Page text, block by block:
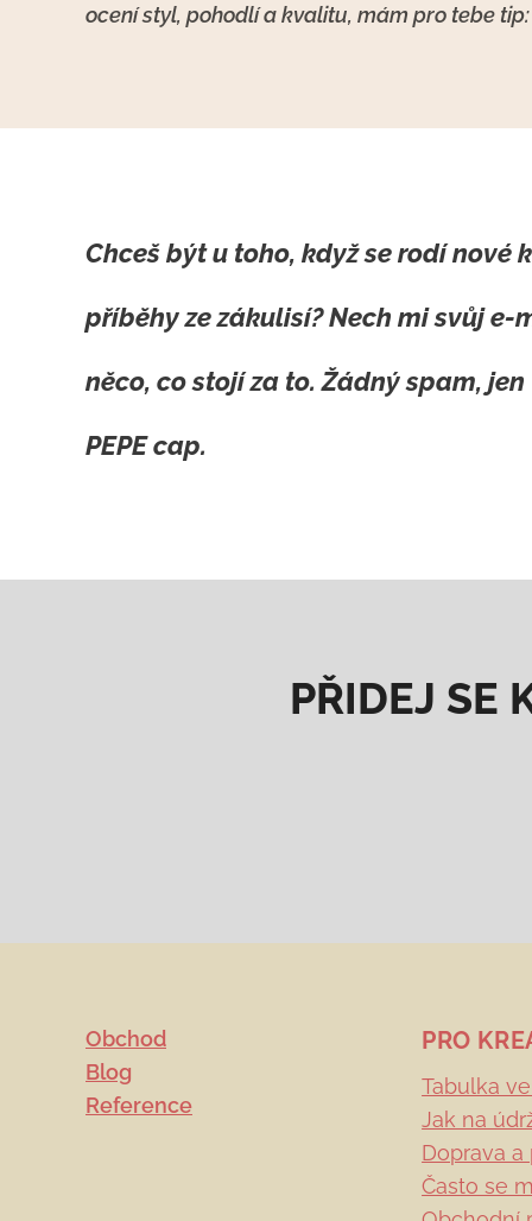
ocení styl, pohodlí a kvalitu, mám pro tebe
Chceš být u toho, když se rodí nové
příběhy ze zákulisí? Nech mi svůj
něco, co stojí za to. Žádný spam,
PEPE cap.
PŘIDEJ SE
Obchod
Blog
Reference
PRO
Tabulka
Jak na
Doprava a
Často se